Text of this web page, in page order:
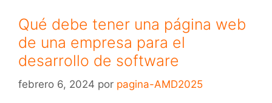
Qué debe tener una página web
de una empresa para el
desarrollo de software
febrero 6, 2024 por pagina-AMD2025